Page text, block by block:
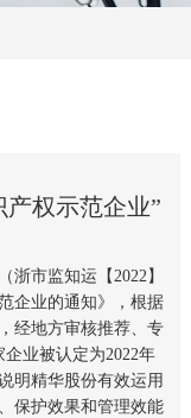
产权示范企业”
市监知运【2022】
企业的通知》，根据
经地方审核推荐、专
业被认定为2022年
明精华股份有效运用
保护效果和管理效能